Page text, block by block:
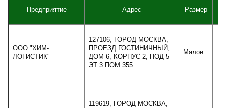
Предприятие Адрес Размер
ООО "ХИМ-
ЛОГИСТИК"
127106, ГОРОД МОСКВА,
ПРОЕЗД ГОСТИНИЧНЫЙ,
ДОМ 6, КОРПУС 2, ПОД 5
ЭТ 3 ПОМ 355
Малое
119619, ГОРОД МОСКВА,